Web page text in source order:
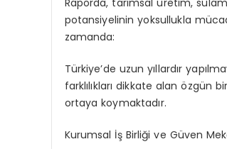
Raporda, tarımsal üretim,
potansiyelinin yoksullukla
zamanda:
Türkiye’de uzun yıllardır
farklılıkları dikkate alan özgün
ortaya koymaktadır.
Kurumsal İş Birliği ve Güven